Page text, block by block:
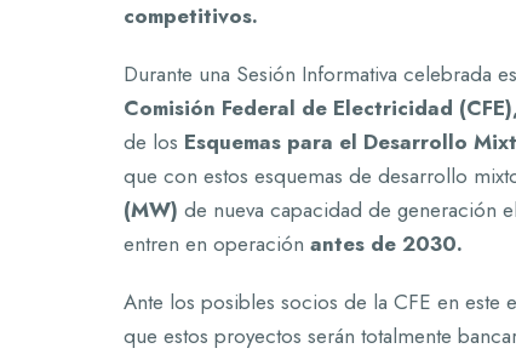
competitivos.
Durante una Sesión Informativa celebrada
Comisión Federal de Electricidad
de los Esquemas para el Desarrollo
que con estos esquemas de desarrollo
(MW) de nueva capacidad de generación
entren en operación antes de 2030.
Ante los posibles socios de la CFE en
que estos proyectos serán totalmente